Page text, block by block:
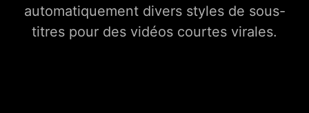
automatiquement divers styles de sous-
titres pour des vidéos courtes virales.